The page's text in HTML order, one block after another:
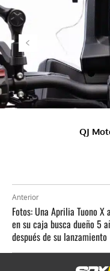
QJ
Anterior
Fotos: Una Aprilia Tuono X
en su caja busca dueño 5
después de su lanzamiento